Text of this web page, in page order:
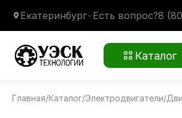
Екатеринбург Есть вопрос?8
Каталог
Главная/Каталог/Электродвигатели/